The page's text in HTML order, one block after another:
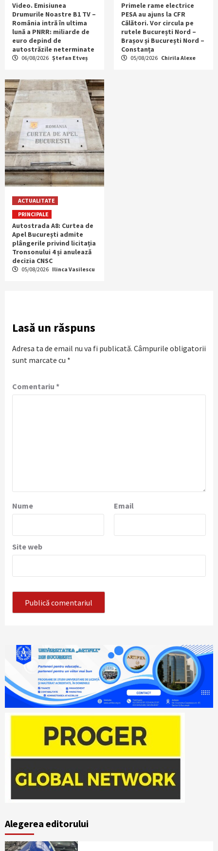
Video. Emisiunea
Drumurile Noastre B1 TV –
România intră în ultima
lună a PNRR: miliarde de
euro depind de
autostrăzile neterminate
06/08/2026 Ștefan Etveș
Primele rame electrice
PESA au ajuns la CFR
Călători. Vor circula pe
rutele București Nord –
Brașov și București Nord –
Constanța
05/08/2026 Chirila Alexe
ACTUALITATE
PRINCIPALE
Autostrada A8: Curtea de
Apel București admite
plângerile privind licitația
Tronsonului 4 și anulează
decizia CNSC
05/08/2026 Ilinca Vasilescu
Lasă un răspuns
Adresa ta de email nu va fi publicată. Câmpurile obligatorii
sunt marcate cu *
Comentariu *
Nume Email
Site web
Alegerea editorului